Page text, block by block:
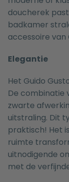
doucherek
badkamer
accessoire van
Elegantie
Het Guido
De combinatie
zwarte
uitstraling. Dit
praktisch! Het
ruimte
uitnodigende
met de